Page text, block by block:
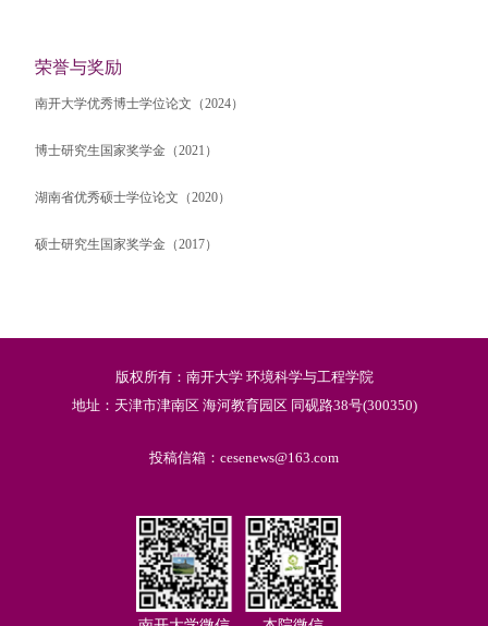
荣誉与奖励
南开大学优秀博士学位论文（2024）
博士研究生国家奖学金（2021 ）
湖南省优秀硕士学位论文（2020）
硕士研究生国家奖学金（2017）
版权所有：南开大学 环境科学与工程学院
地址：天津市津南区 海河教育园区 同砚路38号(300350)
投稿信箱：cesenews@163.com